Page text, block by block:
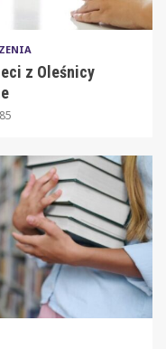
z Oleśnicy
85